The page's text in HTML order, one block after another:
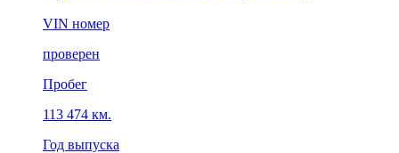
VIN номер
проверен
Пробег
113 474 км.
Год выпуска